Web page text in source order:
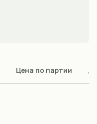
Цена по партии